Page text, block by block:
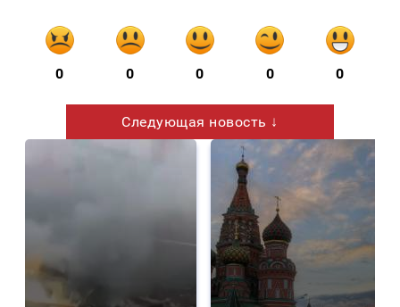
0 0 0 0 0
Следующая новость ↓